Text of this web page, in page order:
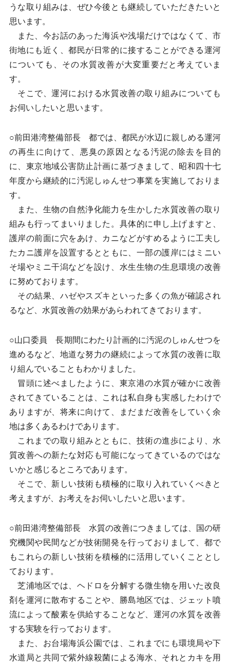
うな取り組みは、ぜひ今後とも継続していただきたいと
思います。
また、今お話のあった海浜や浅場だけではなくて、市
街地にも近く、都民が日常的に接することができる運河
についても、その水質改善が大変重要だと考えていま
す。
そこで、運河における水質改善の取り組みについても
お伺いしたいと思います。
○前田港湾整備部長 都では、都民が水辺に親しめる運河
の再生に向けて、悪臭の原因となる汚泥の除去を目的
に、東京地域公害防止計画に基づきまして、昭和四十七
年度から継続的に汚泥しゅんせつ事業を実施しておりま
す。
また、生物の自然浄化能力を生かした水質改善の取り
組みも行ってまいりました。具体的に申し上げますと、
護岸の前面に穴をあけ、カニなどがすめるように工夫し
たカニ護岸を設置するとともに、一部の護岸にはミニい
そ場やミニ干潟などを設け、水生生物の生息環境の改善
に努めております。
その結果、ハゼやスズキといった多くの魚が確認され
るなど、水質改善の効果があらわれてきております。
○山口委員 長期間にわたり計画的に汚泥のしゅんせつを
進めるなど、地道な努力の継続によって水質の改善に取
り組んでいることもわかりました。
冒頭に述べましたように、東京港の水質が確かに改善
されてきていることは、これは私自身も実感したわけで
ありますが、将来に向けて、まだまだ改善をしていく余
地は多くあるわけであります。
これまでの取り組みとともに、技術の進歩により、水
質改善への新たな対応も可能になってきているのではな
いかと感じるところであります。
そこで、新しい技術も積極的に取り入れていくべきと
考えますが、お考えをお伺いしたいと思います。
○前田港湾整備部長 水質の改善につきましては、国の研
究機関や民間などが技術開発を行っておりまして、都で
もこれらの新しい技術を積極的に活用していくこととし
ております。
芝浦地区では、ヘドロを分解する微生物を用いた改良
剤を運河に散布することや、勝島地区では、ジェット噴
流によって酸素を供給することなど、運河の水質を改善
する実験を行っております。
また、お台場海浜公園では、これまでにも環境局や下
水道局と共同で紫外線殺菌による海水、それとカキを用